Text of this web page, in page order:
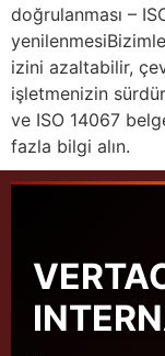
doğrulanması –
izini azaltabilir,
işletmenizin
ve ISO 14067
fazla bilgi alın.